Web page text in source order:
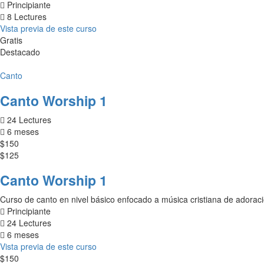
Principiante
8 Lectures
Vista previa de este curso
Gratis
Destacado
Canto
Canto Worship 1
24 Lectures
6 meses
$150
$125
Canto Worship 1
Curso de canto en nivel básico enfocado a música cristiana de
Principiante
24 Lectures
6 meses
Vista previa de este curso
$150